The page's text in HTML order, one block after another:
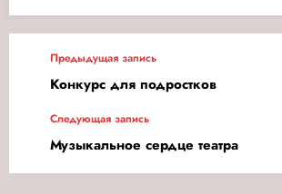
Предыдущая запись
Конкурс для подростков
Следующая запись
Музыкальное сердце театра